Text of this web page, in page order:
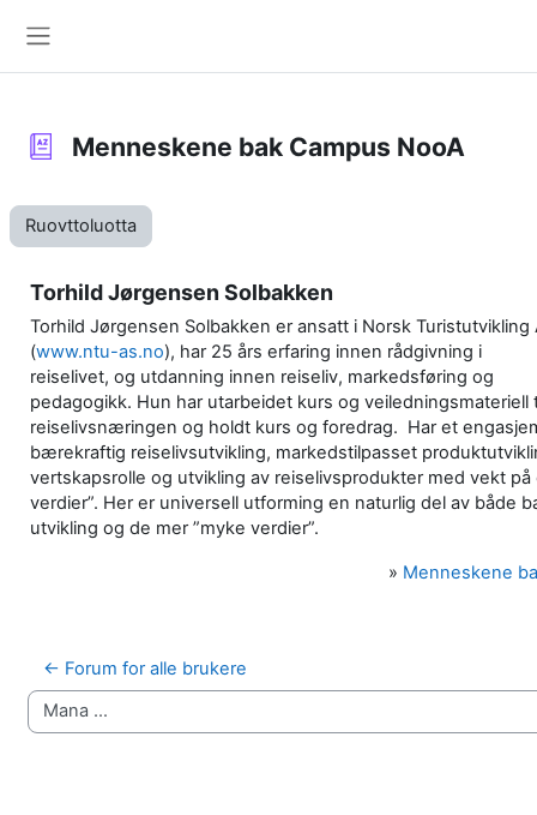
Menneskene bak Campus NooA
Ruovttoluotta
Torhild Jørgensen Solbakken
Torhild Jørgensen Solbakken er ansatt i Norsk Turistutvikling
(www.ntu-as.no), har 25 års erfaring innen rådgivning i
reiselivet, og utdanning innen reiseliv, markedsføring og
pedagogikk. Hun har utarbeidet kurs og veiledningsmateriell
reiselivsnæringen og holdt kurs og foredrag. Har et
bærekraftig reiselivsutvikling, markedstilpasset
vertskapsrolle og utvikling av reiselivsprodukter med vekt på
verdier”. Her er universell utforming en naturlig del av både
utvikling og de mer ”myke verdier”.
» Menneskene
← Forum for alle brukere
Mana …